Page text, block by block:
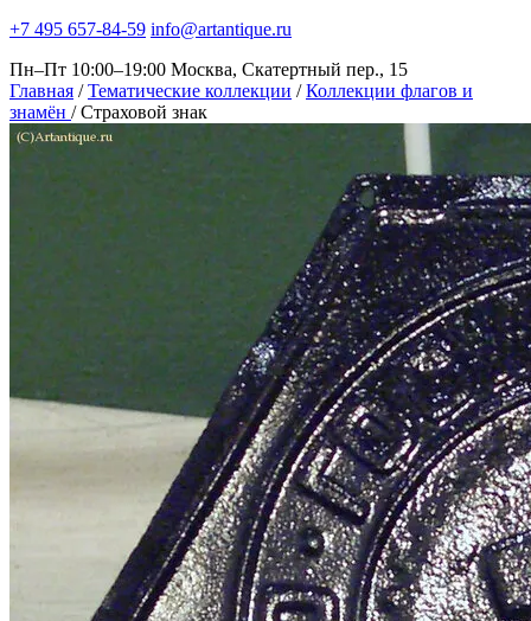
+7 495 657-84-59 info@artantique.ru
Пн–Пт 10:00–19:00 Москва, Скатертный пер., 15
Главная / Тематические коллекции / Коллекции флагов и
знамён / Страховой знак